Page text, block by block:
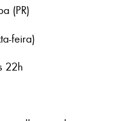
(PR)
feira)
22h